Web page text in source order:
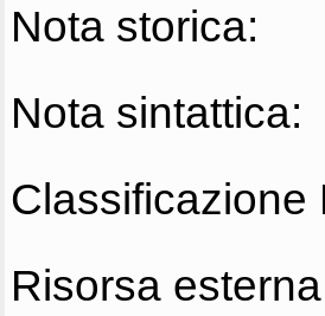
Nota storica:
Nota sintattica:
Classificazione
Risorsa